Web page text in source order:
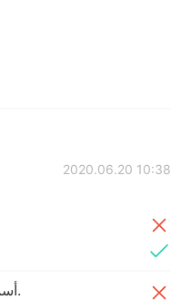
2020.06.20 10:38
الحيوانات الفقارية.